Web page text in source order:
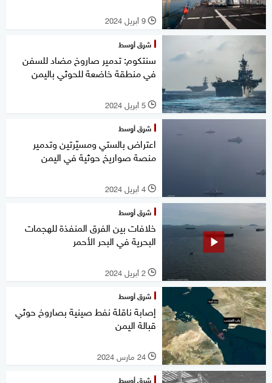
l 9 أبريل 2024
شرق أوسط
سنتكوم: تدمير صاروخ مضاد للسفن
في منطقة خاضعة للحوثي باليمن
l 5 أبريل 2024
شرق أوسط
اعتراض بالستي ومسيّرتين وتدمير
منصة صواريخ حوثية في اليمن
l 4 أبريل 2024
شرق أوسط
خلافات بين الفرق المنفذة للهجمات
البحرية في البحر الأحمر
l 2 أبريل 2024
شرق أوسط
إصابة ناقلة نفط صينية بصاروخ حوثي
قبالة اليمن
l 24 مارس 2024
شرق أوسط